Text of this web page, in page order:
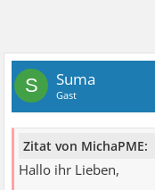
S Suma
Gast
Zitat von MichaPME:
Hallo ihr Lieben,